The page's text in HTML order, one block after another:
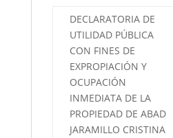
DECLARATORIA DE
UTILIDAD PÚBLICA
CON FINES DE
EXPROPIACIÓN Y
OCUPACIÓN
INMEDIATA DE LA
PROPIEDAD DE ABAD
JARAMILLO CRISTINA